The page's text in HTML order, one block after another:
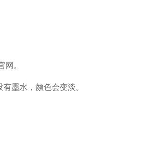
。
墨水，颜色会变淡。